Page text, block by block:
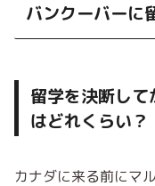
バンクーバーに
留学を決断し
はどれくらい？
カナダに来る前にマ